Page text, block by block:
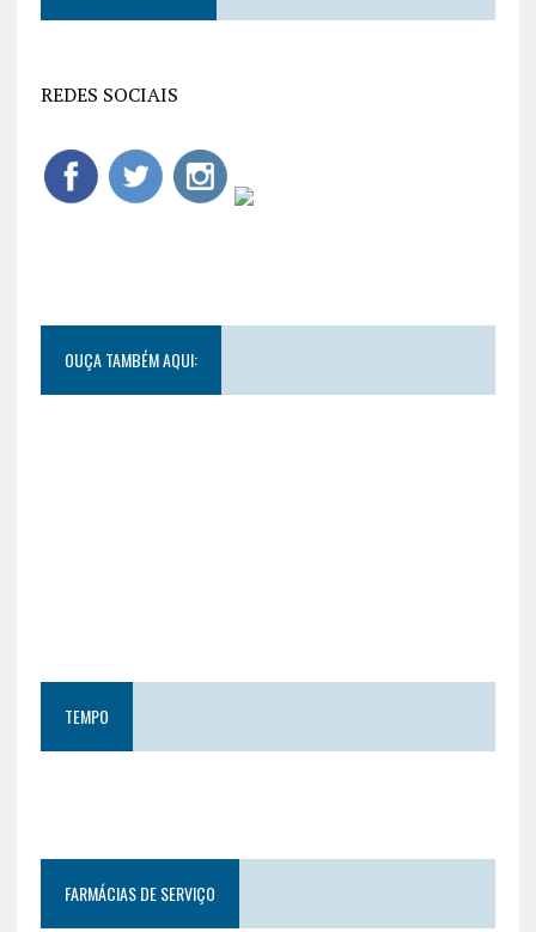
REDES SOCIAIS
OUÇA TAMBÉM AQUI:
TEMPO
FARMÁCIAS DE SERVIÇO